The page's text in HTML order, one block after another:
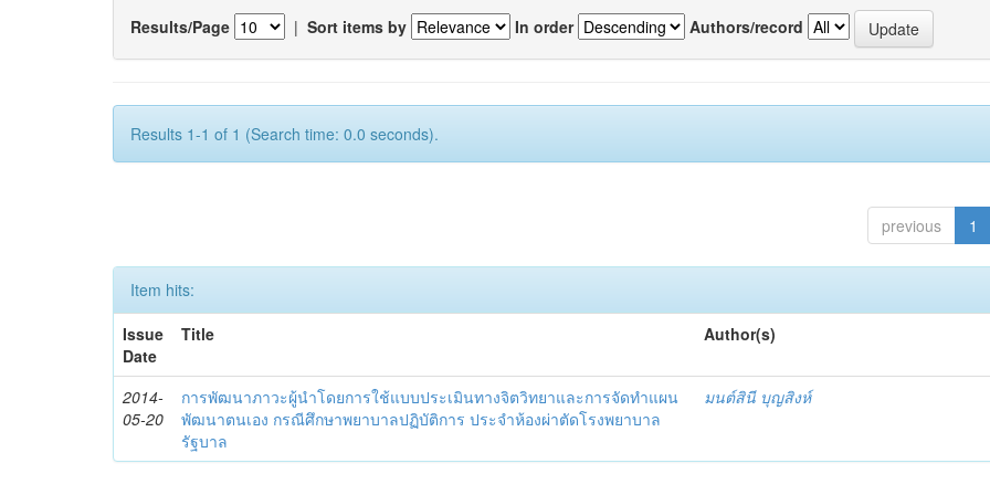
Results/Page | Sort items by In order Authors/record
Results 1-1 of 1 (Search time: 0.0 seconds).
previous 1
Item hits:
Issue
Date
Title Author(s)
2014-
05-20
การพัฒนาภาวะผู้นำโดยการใช้แบบประเมินทางจิตวิทยาและการจัดทำแผน
พัฒนาตนเอง กรณีศึกษาพยาบาลปฏิบัติการ ประจำห้องผ่าตัดโรงพยาบาล
รัฐบาล
มนต์สินี บุญสิงห์